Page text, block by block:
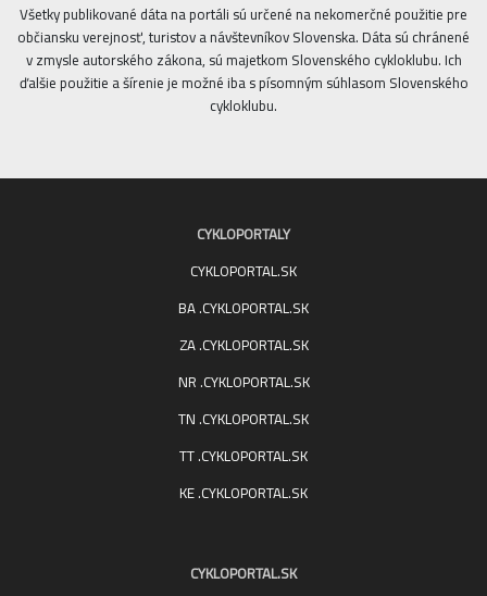
Všetky publikované dáta na portáli sú určené na nekomerčné použitie pre
občiansku verejnosť, turistov a návštevníkov Slovenska. Dáta sú chránené
v zmysle autorského zákona, sú majetkom Slovenského cykloklubu. Ich
ďalšie použitie a šírenie je možné iba s písomným súhlasom Slovenského
cykloklubu.
CYKLOPORTALY
CYKLOPORTAL.SK
BA .CYKLOPORTAL.SK
ZA .CYKLOPORTAL.SK
NR .CYKLOPORTAL.SK
TN .CYKLOPORTAL.SK
TT .CYKLOPORTAL.SK
KE .CYKLOPORTAL.SK
CYKLOPORTAL.SK